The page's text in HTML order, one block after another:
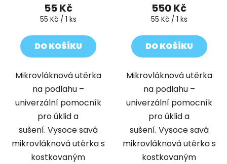
55 Kč
Měrná
55 Kč / 1 ks
DO KOŠÍKU
Mikrovláknová utěrka
na podlahu –
univerzální pomocník
pro úklid a
sušení. Vysoce savá
mikrovláknová utěrka s
kostkovaným
550 Kč
Měrná
55 Kč / 1 ks
DO KOŠÍKU
Mikrovláknová utěrka
na podlahu –
univerzální pomocník
pro úklid a
sušení. Vysoce savá
mikrovláknová utěrka s
kostkovaným